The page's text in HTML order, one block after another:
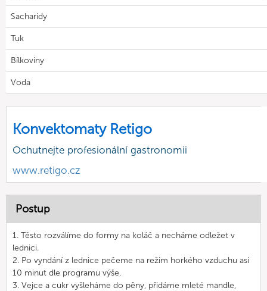
Sacharidy
Tuk
Bílkoviny
Voda
Konvektomaty Retigo
Ochutnejte profesionální gastronomii
www.retigo.cz
Postup
1. Těsto rozválíme do formy na koláč a necháme odležet v
lednici.
2. Po vyndání z lednice pečeme na režim horkého vzduchu asi
10 minut dle programu výše.
3. Vejce a cukr vyšleháme do pěny, přidáme mleté mandle,